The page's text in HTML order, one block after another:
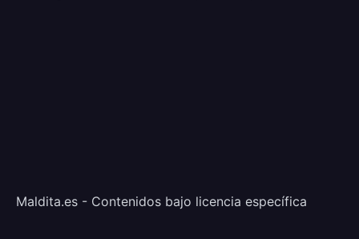
Maldita.es - Contenidos bajo licencia específica